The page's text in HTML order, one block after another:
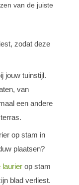
van de juiste
zodat deze
jouw tuinstijl.
van
een andere
op stam in
plaatsen?
laurier op stam
blad verliest.